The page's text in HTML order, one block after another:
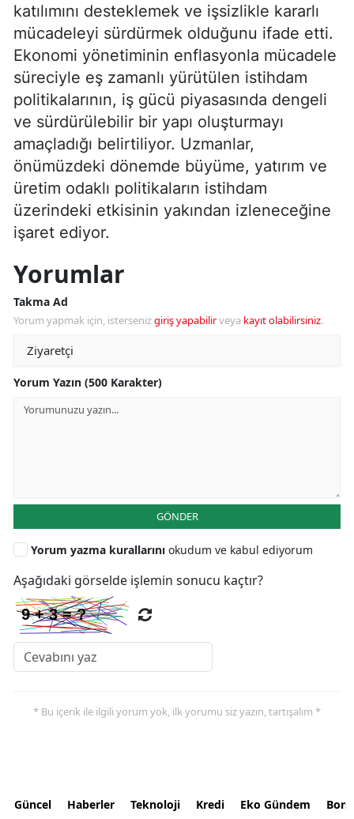
katılımını desteklemek ve işsizlikle kararlı
mücadeleyi sürdürmek olduğunu ifade etti.
Ekonomi yönetiminin enflasyonla mücadele
süreciyle eş zamanlı yürütülen istihdam
politikalarının, iş gücü piyasasında dengeli
ve sürdürülebilir bir yapı oluşturmayı
amaçladığı belirtiliyor. Uzmanlar,
önümüzdeki dönemde büyüme, yatırım ve
üretim odaklı politikaların istihdam
üzerindeki etkisinin yakından izleneceğine
işaret ediyor.
Yorumlar
Takma Ad
Yorum yapmak için, istersenizgiriş yapabilirveya kayıt olabilirsiniz.
Yorum Yazın (500 Karakter)
GÖNDER
Yorum yazma kurallarını okudum ve kabul ediyorum
Aşağıdaki görselde işlemin sonucu kaçtır?
* Bu içerik ile ilgili yorum yok, ilk yorumu siz yazın, tartışalım *
Güncel Haberler Teknoloji Kredi Eko Gündem